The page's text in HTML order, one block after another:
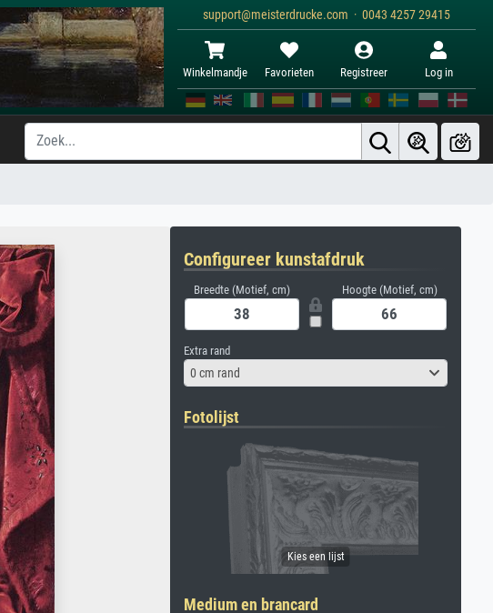
support@meisterdrucke.com · 0043 4257 29415
Winkelmandje Favorieten Registreer Log in
Configureer kunstafdruk
Breedte (Motief, cm) Hoogte (Motief, cm)
Extra rand
0 cm rand
Fotolijst
Medium en brancard